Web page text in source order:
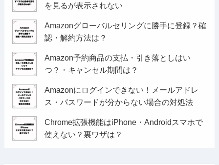
を見るが表示されない
Amazonグローバルセリングに勝手に登録？確
認・解約方法は？
Amazon予約商品の支払・引き落としはい
つ？・キャンセル期間は？
Amazonにログインできない！メールアドレ
ス・パスワードが分からない場合の対処法
Chrome拡張機能はiPhone・Androidスマホで
使えない？裏ワザは？